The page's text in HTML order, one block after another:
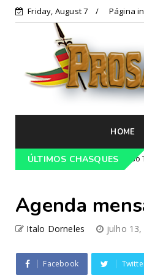
Friday, August 7 Página
HOME
ÚLTIMOS CHASQUES
do 68º Congresso
Agenda
Italo Dorneles julho 13,
Facebook